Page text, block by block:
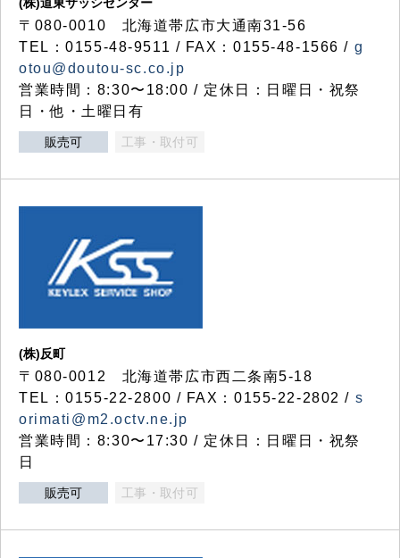
〒080-0010 北海道帯広市大通南31-56
TEL：0155-48-9511 / FAX：0155-48-1566 / g
otou@doutou-sc.co.jp
営業時間：8:30〜18:00 / 定休日：日曜日・祝祭
日・他・土曜日有
販売可 工事・取付可
(株)反町
〒080-0012 北海道帯広市西二条南5-18
TEL：0155-22-2800 / FAX：0155-22-2802 / s
orimati@m2.octv.ne.jp
営業時間：8:30〜17:30 / 定休日：日曜日・祝祭
日
販売可 工事・取付可